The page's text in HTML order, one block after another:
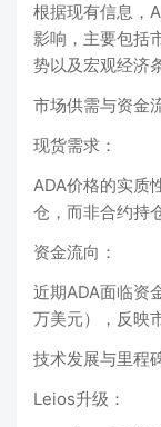
根据现有信息，
影响，主要包括
势以及宏观经济
市场供需与资金
‌现货需求‌：
ADA价格的实质
仓，而非合约持
‌资金流向‌：
近期ADA面临资
万美元），反映
技术发展与里程
‌Leios升级‌：